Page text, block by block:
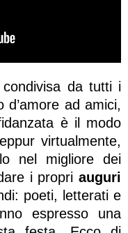
da tutti i
ad amici,
è il modo
virtualmente,
nel migliore dei
i propri auguri
poeti, letterati e
espresso una